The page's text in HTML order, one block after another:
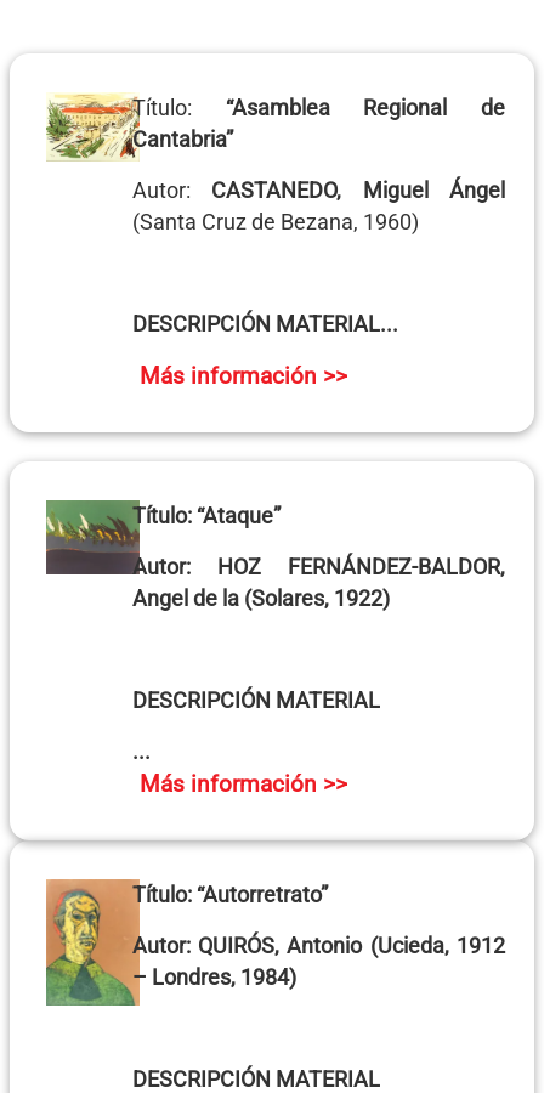
Título: “Asamblea Regional de
Cantabria”
Autor: CASTANEDO, Miguel Ángel
(Santa Cruz de Bezana, 1960)
DESCRIPCIÓN MATERIAL...
Más información >>
Título: “Ataque”
Autor: HOZ FERNÁNDEZ-BALDOR,
Angel de la(Solares, 1922)
DESCRIPCIÓN MATERIAL
...
Más información >>
Título: “Autorretrato”
Autor: QUIRÓS, Antonio(Ucieda, 1912
– Londres, 1984)
DESCRIPCIÓN MATERIAL